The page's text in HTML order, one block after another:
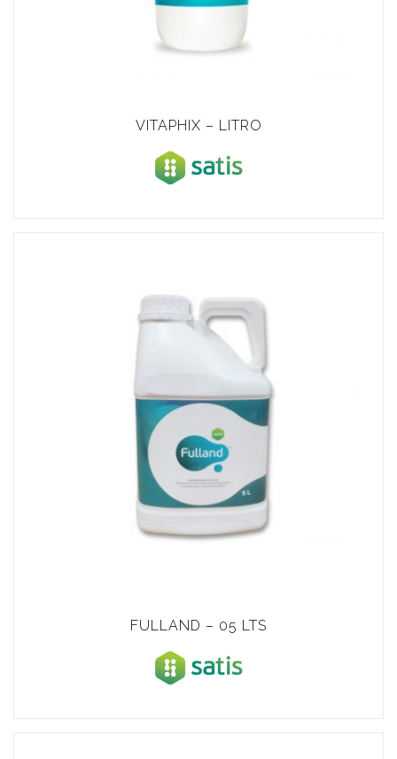
VITAPHIX – LITRO
FULLAND – 05 LTS